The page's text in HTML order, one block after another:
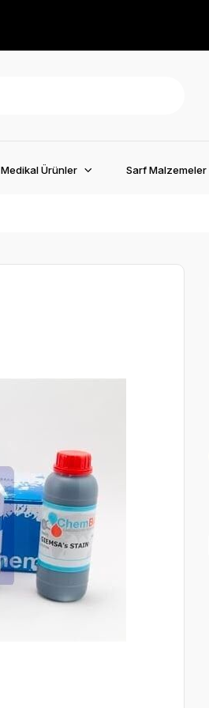
Medikal Ürünler Sarf Malzemeler